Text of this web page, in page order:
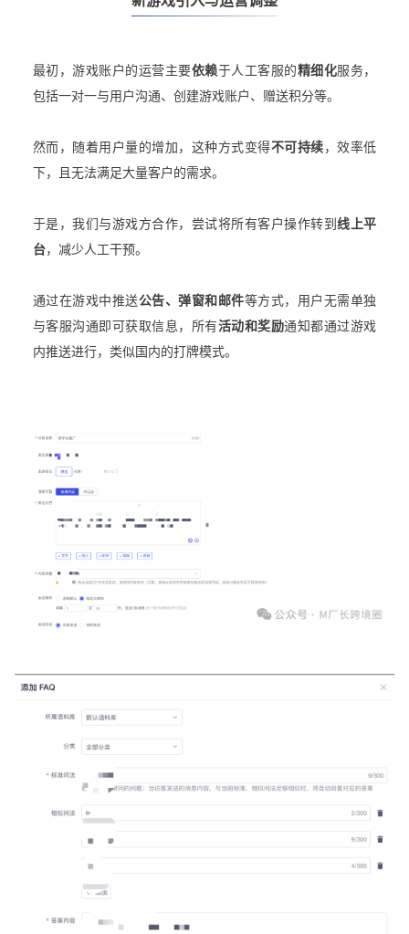
最初，游戏账户的运营主要依赖于人工客服的精细化服务，
包括一对一与用户沟通、创建游戏账户、赠送积分等。
然而，随着用户量的增加，这种方式变得不可持续 ，效率低
下，且无法满足大量客户的需求。
于是，我们与游戏方合作，尝试将所有客户操作转到线上平
台，减少人工干预。
通过在游戏中推送公告、弹窗和邮件等方式，用户无需单独
与客服沟通即可获取信息，所有活动和奖励通知都通过游戏
内推送进行，类似国内的打牌模式。